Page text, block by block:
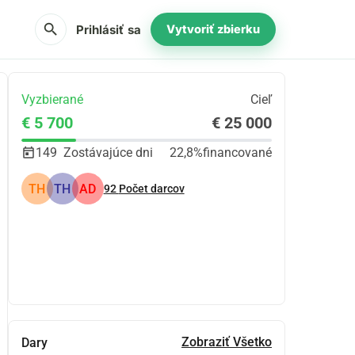
search Prihlásiť sa Vytvoriť zbierku
Vyzbierané Cieľ
€ 5 700 € 25 000
149 Zostávajúce dni 22,8%financované
TH TH AD 92 Počet darcov
Dary Zobraziť Všetko